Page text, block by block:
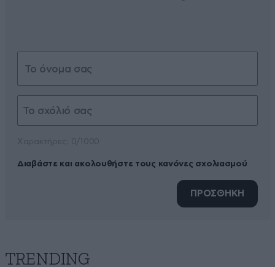
Διαβάστε και ακολουθήστε τους κανόνες σχολιασμού
ΠΡΟΣΘΗΚΗ
TRENDING